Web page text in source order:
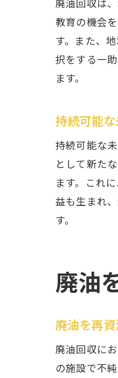
教育の機会
す。また、
択をする一
ます。
持続可能
持続可能な
として新た
ます。これ
益も生まれ
す。
廃油
廃油を再
廃油回収に
の施設で不